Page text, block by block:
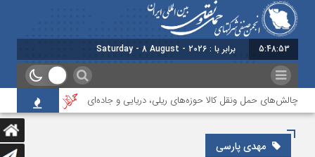
5:48:54 برابر با : Saturday - 8 August - 2026
چالش‌های حمل ونقل کالا حوزه‌های ریلی، دریایی و جاده‌ای بیستمین
مهدی پارسی